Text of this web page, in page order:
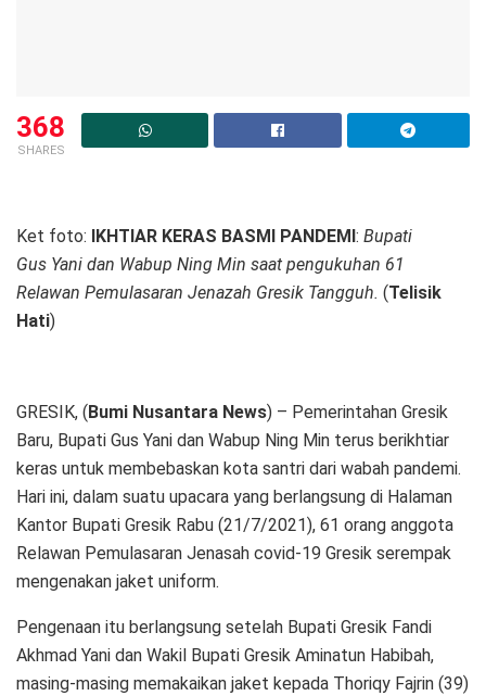
368
SHARES
Ket foto: IKHTIAR KERAS BASMI PANDEMI : Bupati
Gus Yani dan Wabup Ning Min saat pengukuhan 61
Relawan Pemulasaran Jenazah Gresik Tangguh. (Telisik
Hati)
GRESIK, ( Bumi Nusantara News) – Pemerintahan Gresik
Baru, Bupati Gus Yani dan Wabup Ning Min terus berikhtiar
keras untuk membebaskan kota santri dari wabah pandemi.
Hari ini, dalam suatu upacara yang berlangsung di Halaman
Kantor Bupati Gresik Rabu (21/7/2021), 61 orang anggota
Relawan Pemulasaran Jenasah covid-19 Gresik serempak
mengenakan jaket uniform.
Pengenaan itu berlangsung setelah Bupati Gresik Fandi
Akhmad Yani dan Wakil Bupati Gresik Aminatun Habibah,
masing-masing memakaikan jaket kepada Thoriqy Fajrin (39)